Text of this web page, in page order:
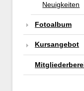
Neuigkeiten
Fotoalbum
Kursangebot